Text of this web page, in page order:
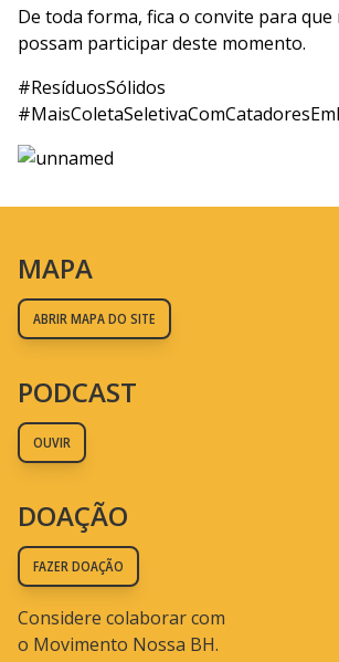
De toda forma, fica o convite para que
possam participar deste momento.
#ResíduosSólidos
MAPA
ABRIR MAPA DO SITE
PODCAST
OUVIR
DOAÇÃO
FAZER DOAÇÃO
Considere colaborar com
o Movimento Nossa BH.